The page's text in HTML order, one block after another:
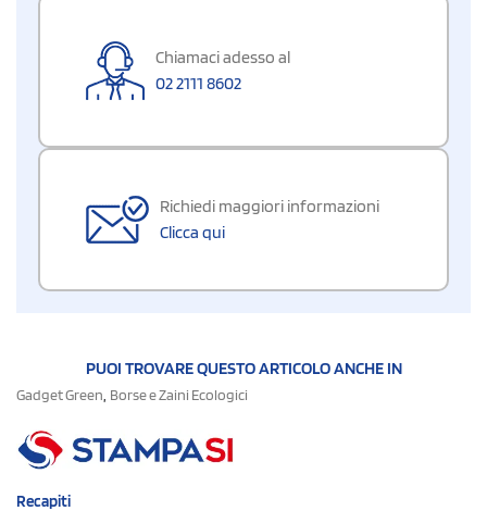
Chiamaci adesso al
02 2111 8602
Richiedi maggiori informazioni
Clicca qui
PUOI TROVARE QUESTO ARTICOLO ANCHE IN
Gadget Green, Borse e Zaini Ecologici
Recapiti